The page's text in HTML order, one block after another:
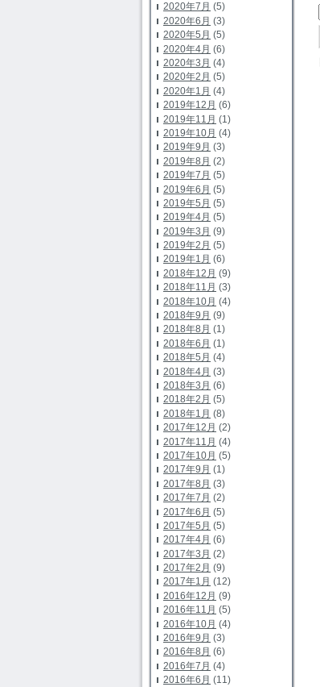
2020年7月 (5)
2020年6月 (3)
2020年5月 (5)
2020年4月 (6)
2020年3月 (4)
2020年2月 (5)
2020年1月 (4)
2019年12月 (6)
2019年11月 (1)
2019年10月 (4)
2019年9月 (3)
2019年8月 (2)
2019年7月 (5)
2019年6月 (5)
2019年5月 (5)
2019年4月 (5)
2019年3月 (9)
2019年2月 (5)
2019年1月 (6)
2018年12月 (9)
2018年11月 (3)
2018年10月 (4)
2018年9月 (9)
2018年8月 (1)
2018年6月 (1)
2018年5月 (4)
2018年4月 (3)
2018年3月 (6)
2018年2月 (5)
2018年1月 (8)
2017年12月 (2)
2017年11月 (4)
2017年10月 (5)
2017年9月 (1)
2017年8月 (3)
2017年7月 (2)
2017年6月 (5)
2017年5月 (5)
2017年4月 (6)
2017年3月 (2)
2017年2月 (9)
2017年1月 (12)
2016年12月 (9)
2016年11月 (5)
2016年10月 (4)
2016年9月 (3)
2016年8月 (6)
2016年7月 (4)
2016年6月 (11)